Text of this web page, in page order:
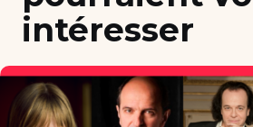
intéresser